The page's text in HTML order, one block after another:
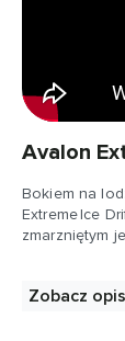
Avalon
Bokiem na
Extreme Ice
zmarzniętym
Zobacz opis